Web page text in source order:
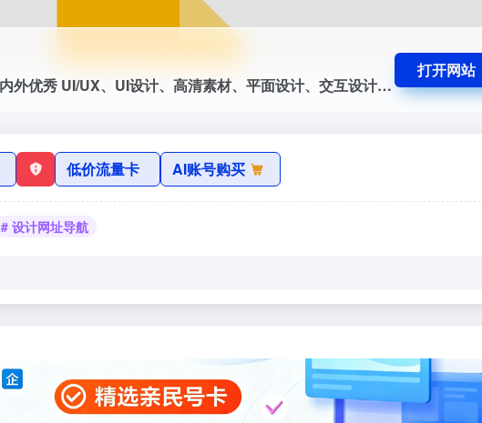
最贴心的设计导航 – 精选国内外优秀 UI/UX、UI设计、高清素材、平面设计、交互设计、字体设计、前端开发、ICON图标、PPT设计、sketch资源、设计神奇、设计交流社区导航网站。- www.foolo.cn
打开网站
低价流量卡 AI账号购买
# 设计网址导航